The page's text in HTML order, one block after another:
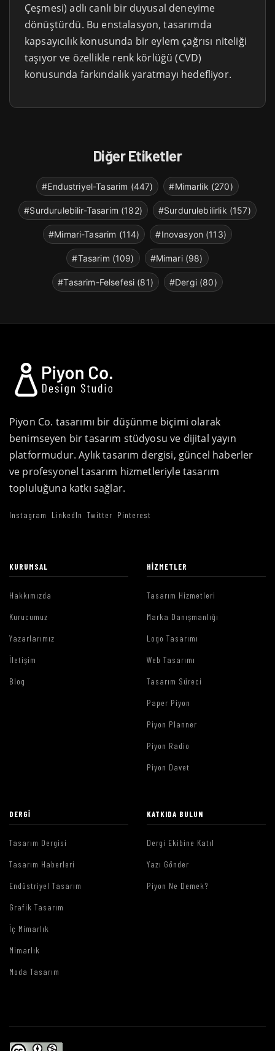
Çeşmesi) adlı canlı bir duyusal deneyime
dönüştürdü. Bu enstalasyon, tasarımda
kapsayıcılık konusunda bir eylem çağrısı niteliği
taşıyor ve özellikle renk körlüğü (CVD)
konusunda farkındalık yaratmayı hedefliyor.
Diğer Etiketler
#Endustriyel-Tasarim (447) #Mimarlik (270)
#Surdurulebilir-Tasarim (182) #Surdurulebilirlik (157)
#Mimari-Tasarim (114) #Inovasyon (113)
#Tasarim (109) #Mimari (98)
#Tasarim-Felsefesi (81) #Dergi (80)
Piyon Co. tasarımı bir düşünme biçimi olarak
benimseyen bir tasarım stüdyosu ve dijital yayın
platformudur. Aylık tasarım dergisi, güncel haberler
ve profesyonel tasarım hizmetleriyle tasarım
topluluğuna katkı sağlar.
Instagram LinkedIn Twitter Pinterest
KURUMSAL
Hakkımızda
Kurucumuz
Yazarlarımız
İletişim
Blog
HIZMETLER
Tasarım Hizmetleri
Marka Danışmanlığı
Logo Tasarımı
Web Tasarımı
Tasarım Süreci
Paper Piyon
Piyon Planner
Piyon Radio
Piyon Davet
DERGI
Tasarım Dergisi
Tasarım Haberleri
Endüstriyel Tasarım
Grafik Tasarım
İç Mimarlık
Mimarlık
Moda Tasarım
KATKIDA BULUN
Dergi Ekibine Katıl
Yazı Gönder
Piyon Ne Demek?